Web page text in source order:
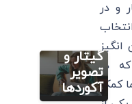
و در
که در
کمک
گیتار:
جدول
آکورد های
گیتار و
تصویر
آکوردها
آکورد
گیتار منو
گنجشکای
مطالب
آموزشی ارگ یا
کیبوردسایر